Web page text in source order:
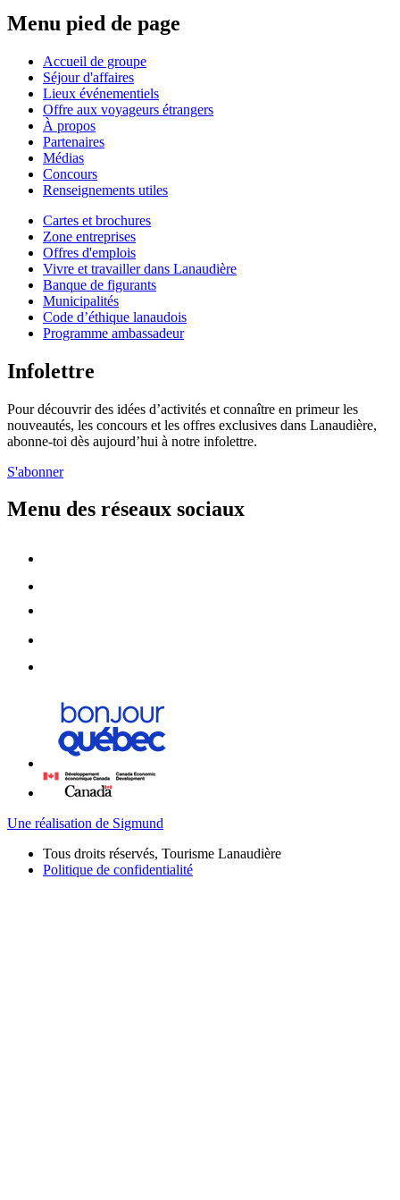
Menu pied de page
Accueil de groupe
Séjour d'affaires
Lieux événementiels
Offre aux voyageurs étrangers
À propos
Partenaires
Médias
Concours
Renseignements utiles
Cartes et brochures
Zone entreprises
Offres d'emplois
Vivre et travailler dans Lanaudière
Banque de figurants
Municipalités
Code d’éthique lanaudois
Programme ambassadeur
Infolettre
Pour découvrir des idées d’activités et connaître en primeur les
nouveautés, les concours et les offres exclusives dans Lanaudière,
abonne-toi dès aujourd’hui à notre infolettre.
S'abonner
Menu des réseaux sociaux
Une réalisation de Sigmund
Tous droits réservés, Tourisme Lanaudière
Politique de confidentialité